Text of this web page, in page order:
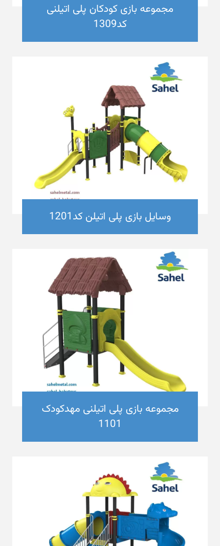
مجموعه بازی کودکان پلی اتیلنی
وسایل بازی پلی اتیلن کد1201
مجموعه بازی پلی اتیلنی مهدکودک